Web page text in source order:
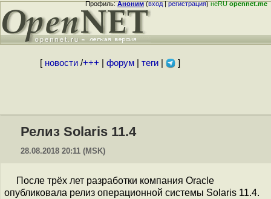
Профиль:Аноним(вход|регистрация)неRUopennet.me
[ новости/+++ форум| теги| ]
Релиз Solaris 11.4
28.08.2018 20:11 (MSK)
После трёх лет разработки компания Oracle
опубликовала релиз операционной системы Solaris 11.4.